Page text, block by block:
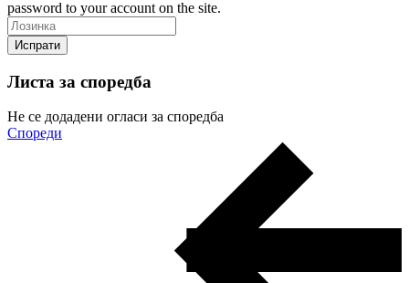
password to your account on the site.
Листа за споредба
Не се додадени огласи за споредба
Спореди